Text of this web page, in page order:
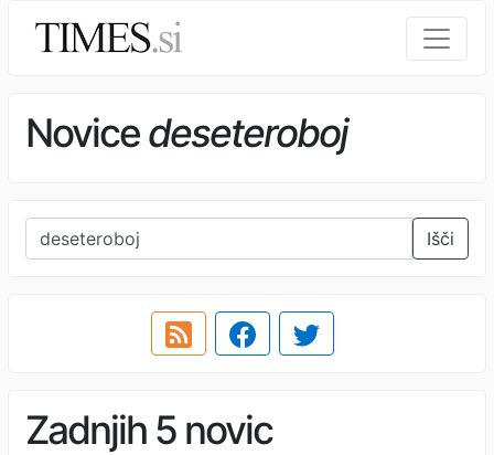
Novicedeseteroboj
Išči
Zadnjih 5 novic